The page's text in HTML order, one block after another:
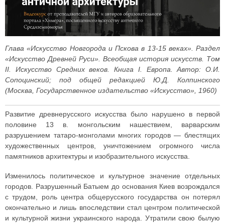
Глава «Искусство Новгорода и Пскова в 13-15 веках». Раздел
«Искусство Древней Руси». Всеобщая история искусств. Том
II. Искусство Средних веков. Книга I. Европа. Автор: О.И.
Сопоцинский; под общей редакцией Ю.Д. Колпинского
(Москва, Государственное издательство «Искусство», 1960)
Развитие древнерусского искусства было нарушено в первой
половине 13 в. монгольским нашествием, варварским
разрушением татаро-монголами многих городов — блестящих
художественных центров, уничтожением огромного числа
памятников архитектуры и изобразительного искусства.
Изменилось политическое и культурное значение отдельных
городов. Разрушенный Батыем до основания Киев возрождался
с трудом, роль центра общерусского государства он потерял
окончательно и лишь впоследствии стал центром политической
и культурной жизни украинского народа. Утратили свою былую